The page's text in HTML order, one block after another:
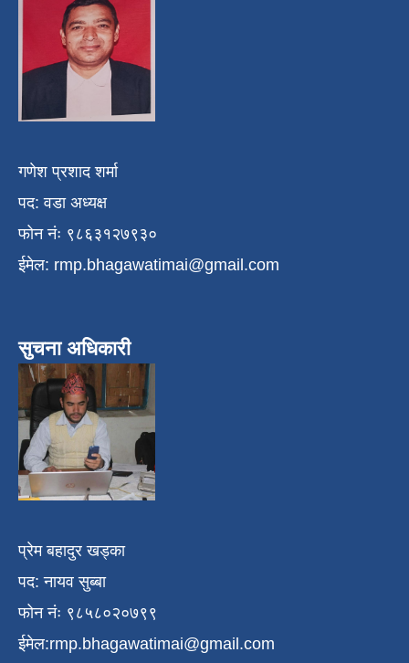
गणेश प्रशाद शर्मा
पद: वडा अध्यक्ष
फोन नंः ९८६३१२७९३०
ईमेल: rmp.bhagawatimai@gmail.com
सुचना अधिकारी
प्रेम बहादुर खड्का
पद: नायव सुब्बा
फोन नंः ९८५८०२०७९९
ईमेल:rmp.bhagawatimai@gmail.com